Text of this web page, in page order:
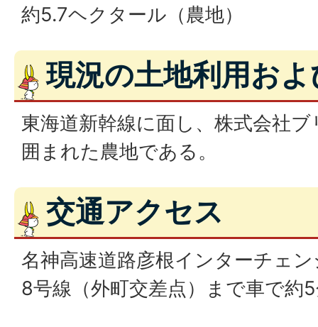
約5.7ヘクタール（農地）
現況の土地利用お
東海道新幹線に面し、株式会社
囲まれた農地である。
交通アクセス
名神高速道路彦根インターチェ
8号線（外町交差点）まで車で約